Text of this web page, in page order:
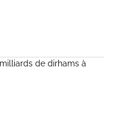
de dirhams à